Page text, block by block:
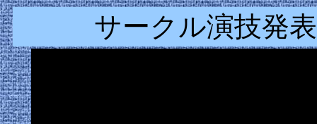
サークル演技発